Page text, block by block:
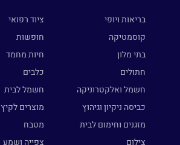
בריאות ויופי
ציוד רפואי
קוסמטיקה
חופשות
בתי מלון
חיות מחמד
חתולים
כלבים
חשמל ואלקטרוניקה
חשמל לבית
כביסה ניקיון וגיהוץ
מוצרים לקיץ
מזגנים וחימום לבית
מטבח
צילום
צפייה ושמע